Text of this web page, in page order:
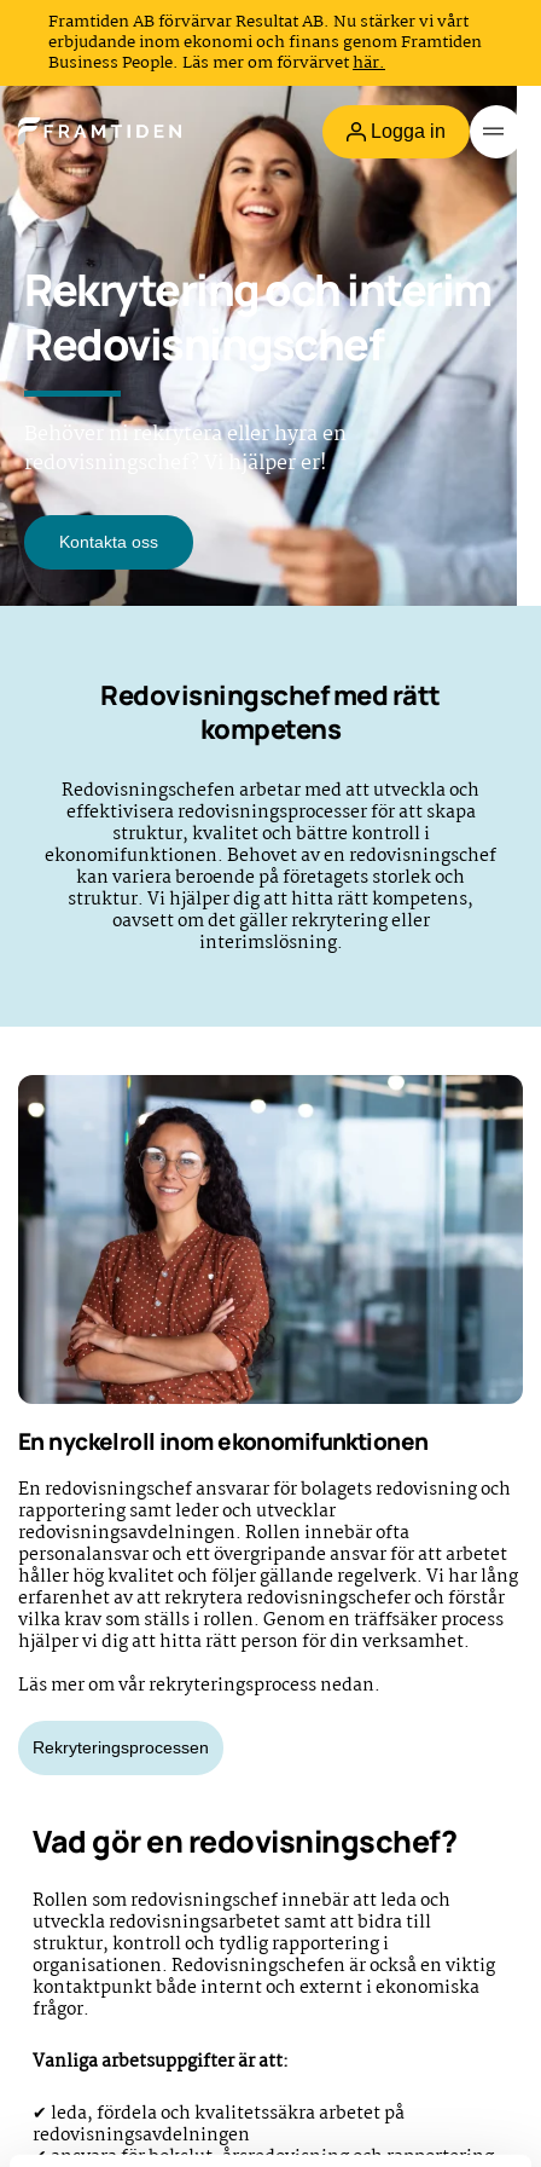
Framtiden AB förvärvar Resultat AB. Nu stärker vi vårt
erbjudande inom ekonomi och finans genom Framtiden
Business People. Läs mer om förvärvethär.
Logga in
Rekrytering och interim
Redovisningschef
Behöver ni rekrytera eller hyra en
redovisningschef? Vi hjälper er!
Kontakta oss
Redovisningschef med rätt
kompetens
Redovisningschefen arbetar med att utveckla och
effektivisera redovisningsprocesser för att skapa
struktur, kvalitet och bättre kontroll i
ekonomifunktionen. Behovet av en redovisningschef
kan variera beroende på företagets storlek och
struktur. Vi hjälper dig att hitta rätt kompetens,
oavsett om det gäller rekrytering eller
interimslösning.
En nyckelroll inom ekonomifunktionen
En redovisningschef ansvarar för bolagets redovisning och
rapportering samt leder och utvecklar
redovisningsavdelningen. Rollen innebär ofta
personalansvar och ett övergripande ansvar för att arbetet
håller hög kvalitet och följer gällande regelverk. Vi har lång
erfarenhet av att rekrytera redovisningschefer och förstår
vilka krav som ställs i rollen. Genom en träffsäker process
hjälper vi dig att hitta rätt person för din verksamhet.
Läs mer om vår rekryteringsprocess nedan.
Rekryteringsprocessen
Vad gör en redovisningschef?
Rollen som redovisningschef innebär att leda och
utveckla redovisningsarbetet samt att bidra till
struktur, kontroll och tydlig rapportering i
organisationen. Redovisningschefen är också en viktig
kontaktpunkt både internt och externt i ekonomiska
frågor.
Vanliga arbetsuppgifter är att:
✔ leda, fördela och kvalitetssäkra arbetet på
redovisningsavdelningen
✔ ansvara för bokslut, årsredovisning och rapportering